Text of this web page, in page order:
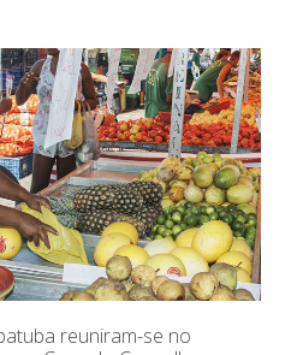
reuniram-se no